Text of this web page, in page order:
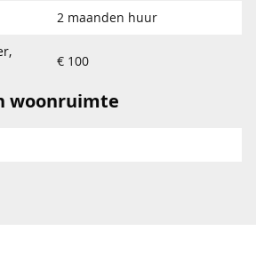
2 maanden huur
€ 100
woonruimte